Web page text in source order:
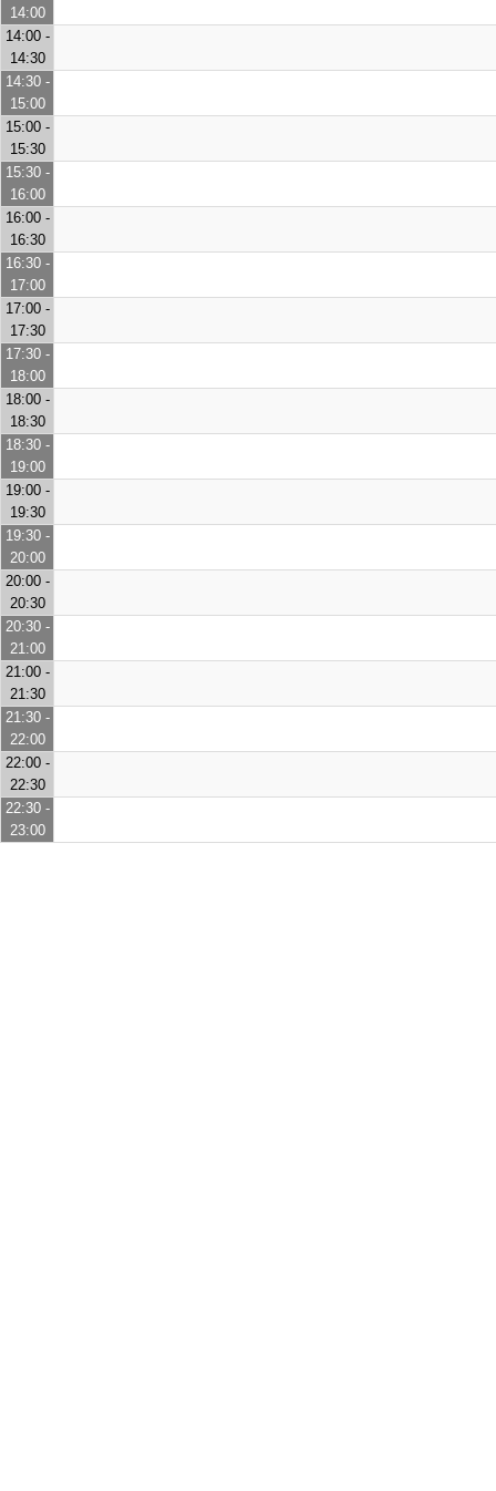
14:00
14:00 -
14:30
14:30 -
15:00
15:00 -
15:30
15:30 -
16:00
16:00 -
16:30
16:30 -
17:00
17:00 -
17:30
17:30 -
18:00
18:00 -
18:30
18:30 -
19:00
19:00 -
19:30
19:30 -
20:00
20:00 -
20:30
20:30 -
21:00
21:00 -
21:30
21:30 -
22:00
22:00 -
22:30
22:30 -
23:00